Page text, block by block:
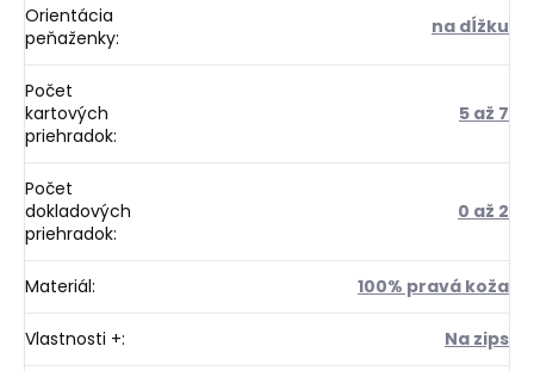
Orientácia
peňaženky: na dĺžku
Počet
kartových
priehradok:
5 až 7
Počet
dokladových
priehradok:
0 až 2
Materiál: 100% pravá koža
Vlastnosti +: Na zips